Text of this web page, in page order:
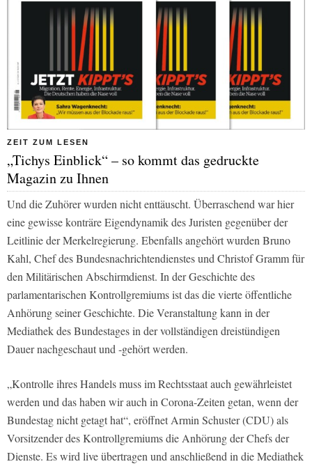
ZEIT ZUM LESEN
„Tichys Einblick“ – so kommt das gedruckte
Magazin zu Ihnen
Und die Zuhörer wurden nicht enttäuscht. Überraschend war hier
eine gewisse konträre Eigendynamik des Juristen gegenüber der
Leitlinie der Merkelregierung. Ebenfalls angehört wurden Bruno
Kahl, Chef des Bundesnachrichtendienstes und Christof Gramm für
den Militärischen Abschirmdienst. In der Geschichte des
parlamentarischen Kontrollgremiums ist das die vierte öffentliche
Anhörung seiner Geschichte. Die Veranstaltung kann in der
Mediathek des Bundestages in der vollständigen dreistündigen
Dauer nachgeschaut und -gehört werden.
„Kontrolle ihres Handels muss im Rechtsstaat auch gewährleistet
werden und das haben wir auch in Corona-Zeiten getan, wenn der
Bundestag nicht getagt hat“, eröffnet Armin Schuster (CDU) als
Vorsitzender des Kontrollgremiums die Anhörung der Chefs der
Dienste. Es wird live übertragen und anschließend in die Mediathek